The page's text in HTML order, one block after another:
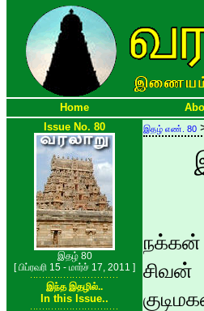
Home
Issue No. 80
இதழ் 80
[ பிப்ரவரி 15 - மார்ச் 17, 2011 ]
இந்த இதழில்..
In this Issue..
இதழ் எண். 80
நக்கன்